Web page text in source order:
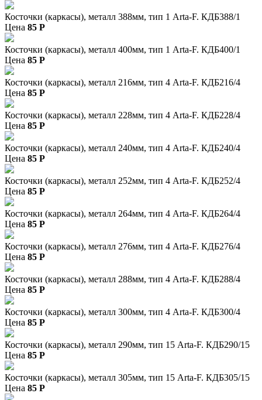
Косточки (каркасы), металл 388мм, тип 1 Arta-F. КДБ388/1
Цена 85 P
Косточки (каркасы), металл 400мм, тип 1 Arta-F. КДБ400/1
Цена 85 P
Косточки (каркасы), металл 216мм, тип 4 Arta-F. КДБ216/4
Цена 85 P
Косточки (каркасы), металл 228мм, тип 4 Arta-F. КДБ228/4
Цена 85 P
Косточки (каркасы), металл 240мм, тип 4 Arta-F. КДБ240/4
Цена 85 P
Косточки (каркасы), металл 252мм, тип 4 Arta-F. КДБ252/4
Цена 85 P
Косточки (каркасы), металл 264мм, тип 4 Arta-F. КДБ264/4
Цена 85 P
Косточки (каркасы), металл 276мм, тип 4 Arta-F. КДБ276/4
Цена 85 P
Косточки (каркасы), металл 288мм, тип 4 Arta-F. КДБ288/4
Цена 85 P
Косточки (каркасы), металл 300мм, тип 4 Arta-F. КДБ300/4
Цена 85 P
Косточки (каркасы), металл 290мм, тип 15 Arta-F. КДБ290/15
Цена 85 P
Косточки (каркасы), металл 305мм, тип 15 Arta-F. КДБ305/15
Цена 85 P